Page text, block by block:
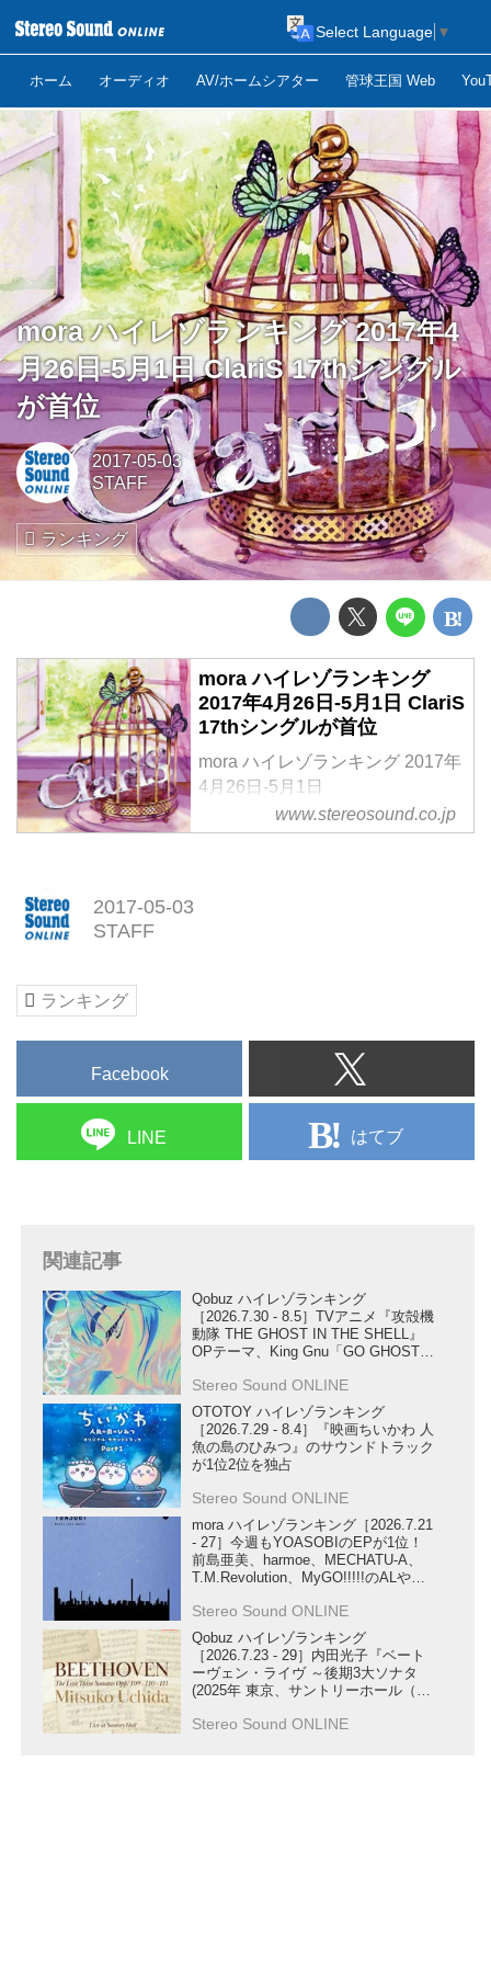
ホーム オーディオ AV/ホームシアター 管球王国 Web
Select Language ▼
mora ハイレゾランキング 2017年4
月26日-5月1日 ClariS 17thシングル
が首位
2017-05-03
STAFF
ランキング
mora ハイレゾランキング
2017年4月26日-5月1日 ClariS
17thシングルが首位
mora ハイレゾランキング 2017年
4月26日-5月1日
ClariS 17thシングルが首位
www.stereosound.co.jp
2017-05-03
STAFF
ランキング
Facebook
LINE はてブ
関連記事
Qobuz ハイレゾランキング
［2026.7.30 - 8.5］TVアニメ『攻殻機
動隊 THE GHOST IN THE SHELL』
OPテーマ、King Gnu「GO GHOST」
Stereo Sound ONLINE
OTOTOY ハイレゾランキング
［2026.7.29 - 8.4］『映画ちいかわ 人
魚の島のひみつ』のサウンドトラック
が1位2位を独占
Stereo Sound ONLINE
mora ハイレゾランキング［2026.7.21
- 27］今週もYOASOBIのEPが1位！
前島亜美、harmoe、MECHATU-A、
T.M.Revolution、MyGO!!!!!のALや、
SG、ハコニワリリィの楽曲もランク
イン！
Stereo Sound ONLINE
Qobuz ハイレゾランキング
［2026.7.23 - 29］内田光子『ベート
ーヴェン・ライヴ ～後期3大ソナタ
(2025年 東京、サントリーホール（ラ
Stereo Sound ONLINE